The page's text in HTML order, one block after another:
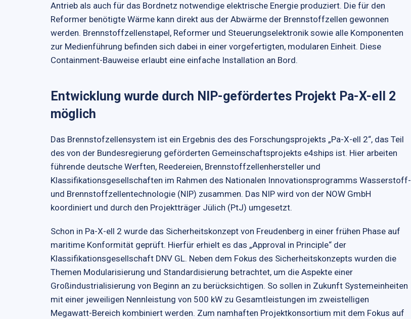
Antrieb als auch für das Bordnetz notwendige elektrische Energie produziert. Die für den
Reformer benötigte Wärme kann direkt aus der Abwärme der Brennstoffzellen gewonnen
werden. Brennstoffzellenstapel, Reformer und Steuerungselektronik sowie alle Komponenten
zur Medienführung befinden sich dabei in einer vorgefertigten, modularen Einheit. Diese
Containment-Bauweise erlaubt eine einfache Installation an Bord.
Entwicklung wurde durch NIP-gefördertes Projekt Pa-X-ell 2
möglich
Das Brennstofzellensystem ist ein Ergebnis des des Forschungsprojekts „Pa-X-ell 2“, das Teil
des von der Bundesregierung geförderten Gemeinschaftsprojekts e4ships ist. Hier arbeiten
führende deutsche Werften, Reedereien, Brennstoffzellenhersteller und
Klassifikationsgesellschaften im Rahmen des Nationalen Innovationsprogramms Wasserstoff-
und Brennstoffzellentechnologie (NIP) zusammen. Das NIP wird von der NOW GmbH
koordiniert und durch den Projektträger Jülich (PtJ) umgesetzt.
Schon in Pa-X-ell 2 wurde das Sicherheitskonzept von Freudenberg in einer frühen Phase auf
maritime Konformität geprüft. Hierfür erhielt es das „Approval in Principle“ der
Klassifikationsgesellschaft DNV GL. Neben dem Fokus des Sicherheitskonzepts wurden die
Themen Modularisierung und Standardisierung betrachtet, um die Aspekte einer
Großindustrialisierung von Beginn an zu berücksichtigen. So sollen in Zukunft Systemeinheiten
mit einer jeweiligen Nennleistung von 500 kW zu Gesamtleistungen im zweistelligen
Megawatt-Bereich kombiniert werden. Zum namhaften Projektkonsortium mit dem Fokus auf